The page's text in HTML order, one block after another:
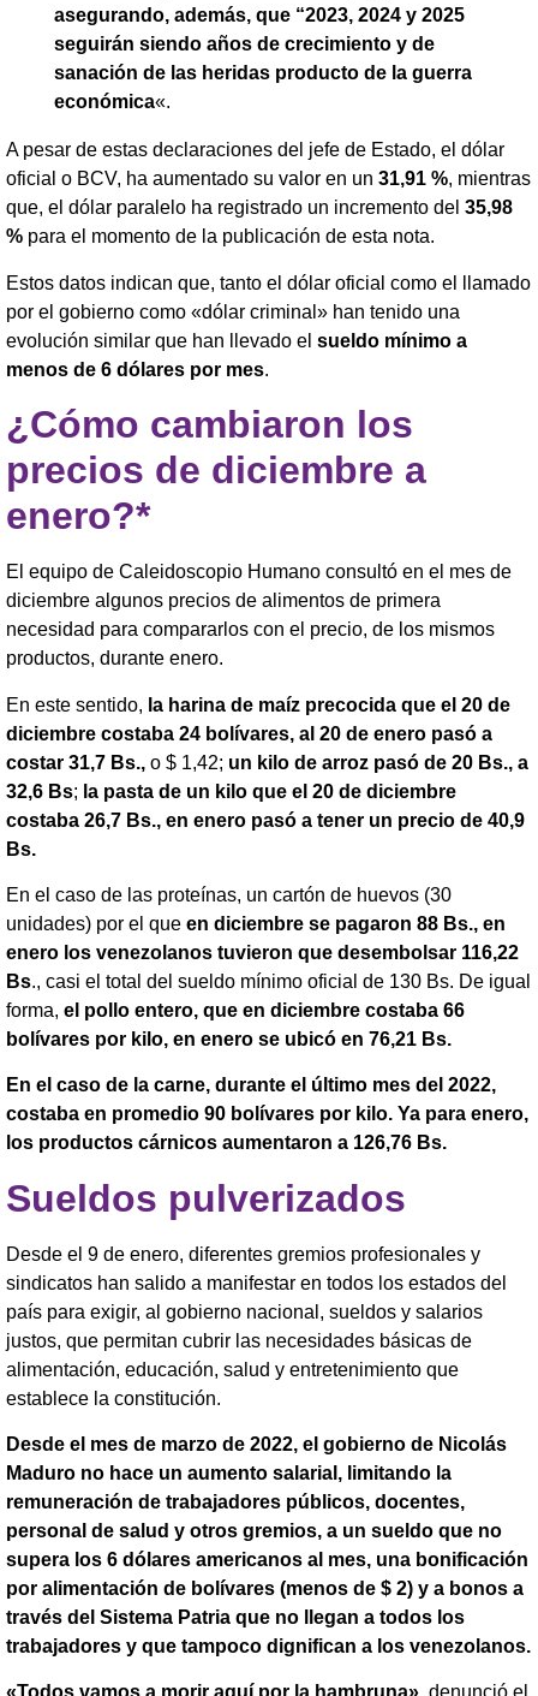
asegurando, además, que “2023, 2024 y 2025
seguirán siendo años de crecimiento y de
sanación de las heridas producto de la guerra
económica«.
A pesar de estas declaraciones del jefe de Estado, el dólar
oficial o BCV, ha aumentado su valor en un 31,91 %, mientras
que, el dólar paralelo ha registrado un incremento del 35,98
% para el momento de la publicación de esta nota.
Estos datos indican que, tanto el dólar oficial como el llamado
por el gobierno como «dólar criminal» han tenido una
evolución similar que han llevado el sueldo mínimo a
menos de 6 dólares por mes.
¿Cómo cambiaron los
precios de diciembre a
enero?*
El equipo de Caleidoscopio Humano consultó en el mes de
diciembre algunos precios de alimentos de primera
necesidad para compararlos con el precio, de los mismos
productos, durante enero.
En este sentido, la harina de maíz precocida que el 20 de
diciembre costaba 24 bolívares, al 20 de enero pasó a
costar 31,7 Bs., o $ 1,42; un kilo de arroz pasó de 20 Bs., a
32,6 Bs; la pasta de un kilo que el 20 de diciembre
costaba 26,7 Bs., en enero pasó a tener un precio de 40,9
Bs.
En el caso de las proteínas, un cartón de huevos (30
unidades) por el que en diciembre se pagaron 88 Bs., en
enero los venezolanos tuvieron que desembolsar 116,22
Bs., casi el total del sueldo mínimo oficial de 130 Bs. De igual
forma, el pollo entero, que en diciembre costaba 66
bolívares por kilo, en enero se ubicó en 76,21 Bs.
En el caso de la carne, durante el último mes del 2022,
costaba en promedio 90 bolívares por kilo. Ya para enero,
los productos cárnicos aumentaron a 126,76 Bs.
Sueldos pulverizados
Desde el 9 de enero, diferentes gremios profesionales y
sindicatos han salido a manifestar en todos los estados del
país para exigir, al gobierno nacional, sueldos y salarios
justos, que permitan cubrir las necesidades básicas de
alimentación, educación, salud y entretenimiento que
establece la constitución.
Desde el mes de marzo de 2022, el gobierno de Nicolás
Maduro no hace un aumento salarial, limitando la
remuneración de trabajadores públicos, docentes,
personal de salud y otros gremios, a un sueldo que no
supera los 6 dólares americanos al mes, una bonificación
por alimentación de bolívares (menos de $ 2) y a bonos a
través del Sistema Patria que no llegan a todos los
trabajadores y que tampoco dignifican a los venezolanos.